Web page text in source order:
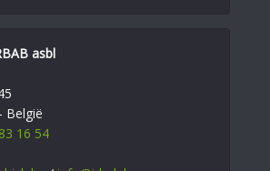
asbl
België
16 54